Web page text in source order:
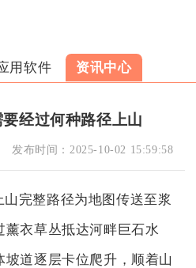
用软件 资讯中心
经过何种路径上山
发布时间： 2025-10-02 15:59:58
完整路径为地图传送至浆
衣草丛抵达河畔巨石水
道逐层卡位爬升，顺着山